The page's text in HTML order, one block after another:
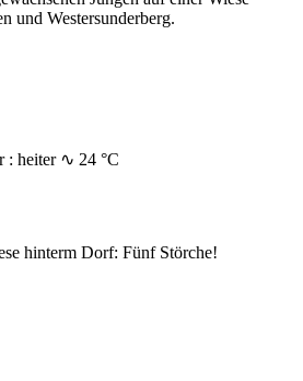
und Westersunderberg.
: heiter ∿ 24 °C
hinterm Dorf: Fünf Störche!